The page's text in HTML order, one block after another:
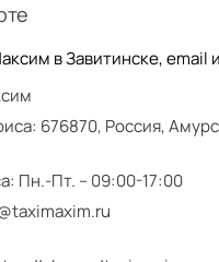
в Завитинске, email
676870, Россия,
Пн.-Пт. – 09:00-17:00